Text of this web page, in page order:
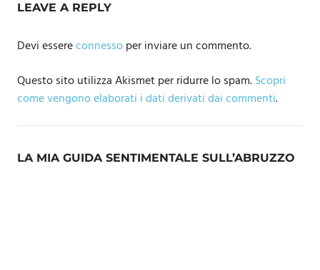
LEAVE A REPLY
Devi essereconnessoper inviare un commento.
Questo sito utilizza Akismet per ridurre lo spam.Scopri
come vengono elaborati i dati derivati dai commenti.
LA MIA GUIDA SENTIMENTALE SULL’ABRUZZO